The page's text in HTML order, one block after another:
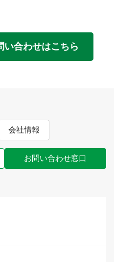
い合わせはこちら
会社情報
お問い合わせ窓口